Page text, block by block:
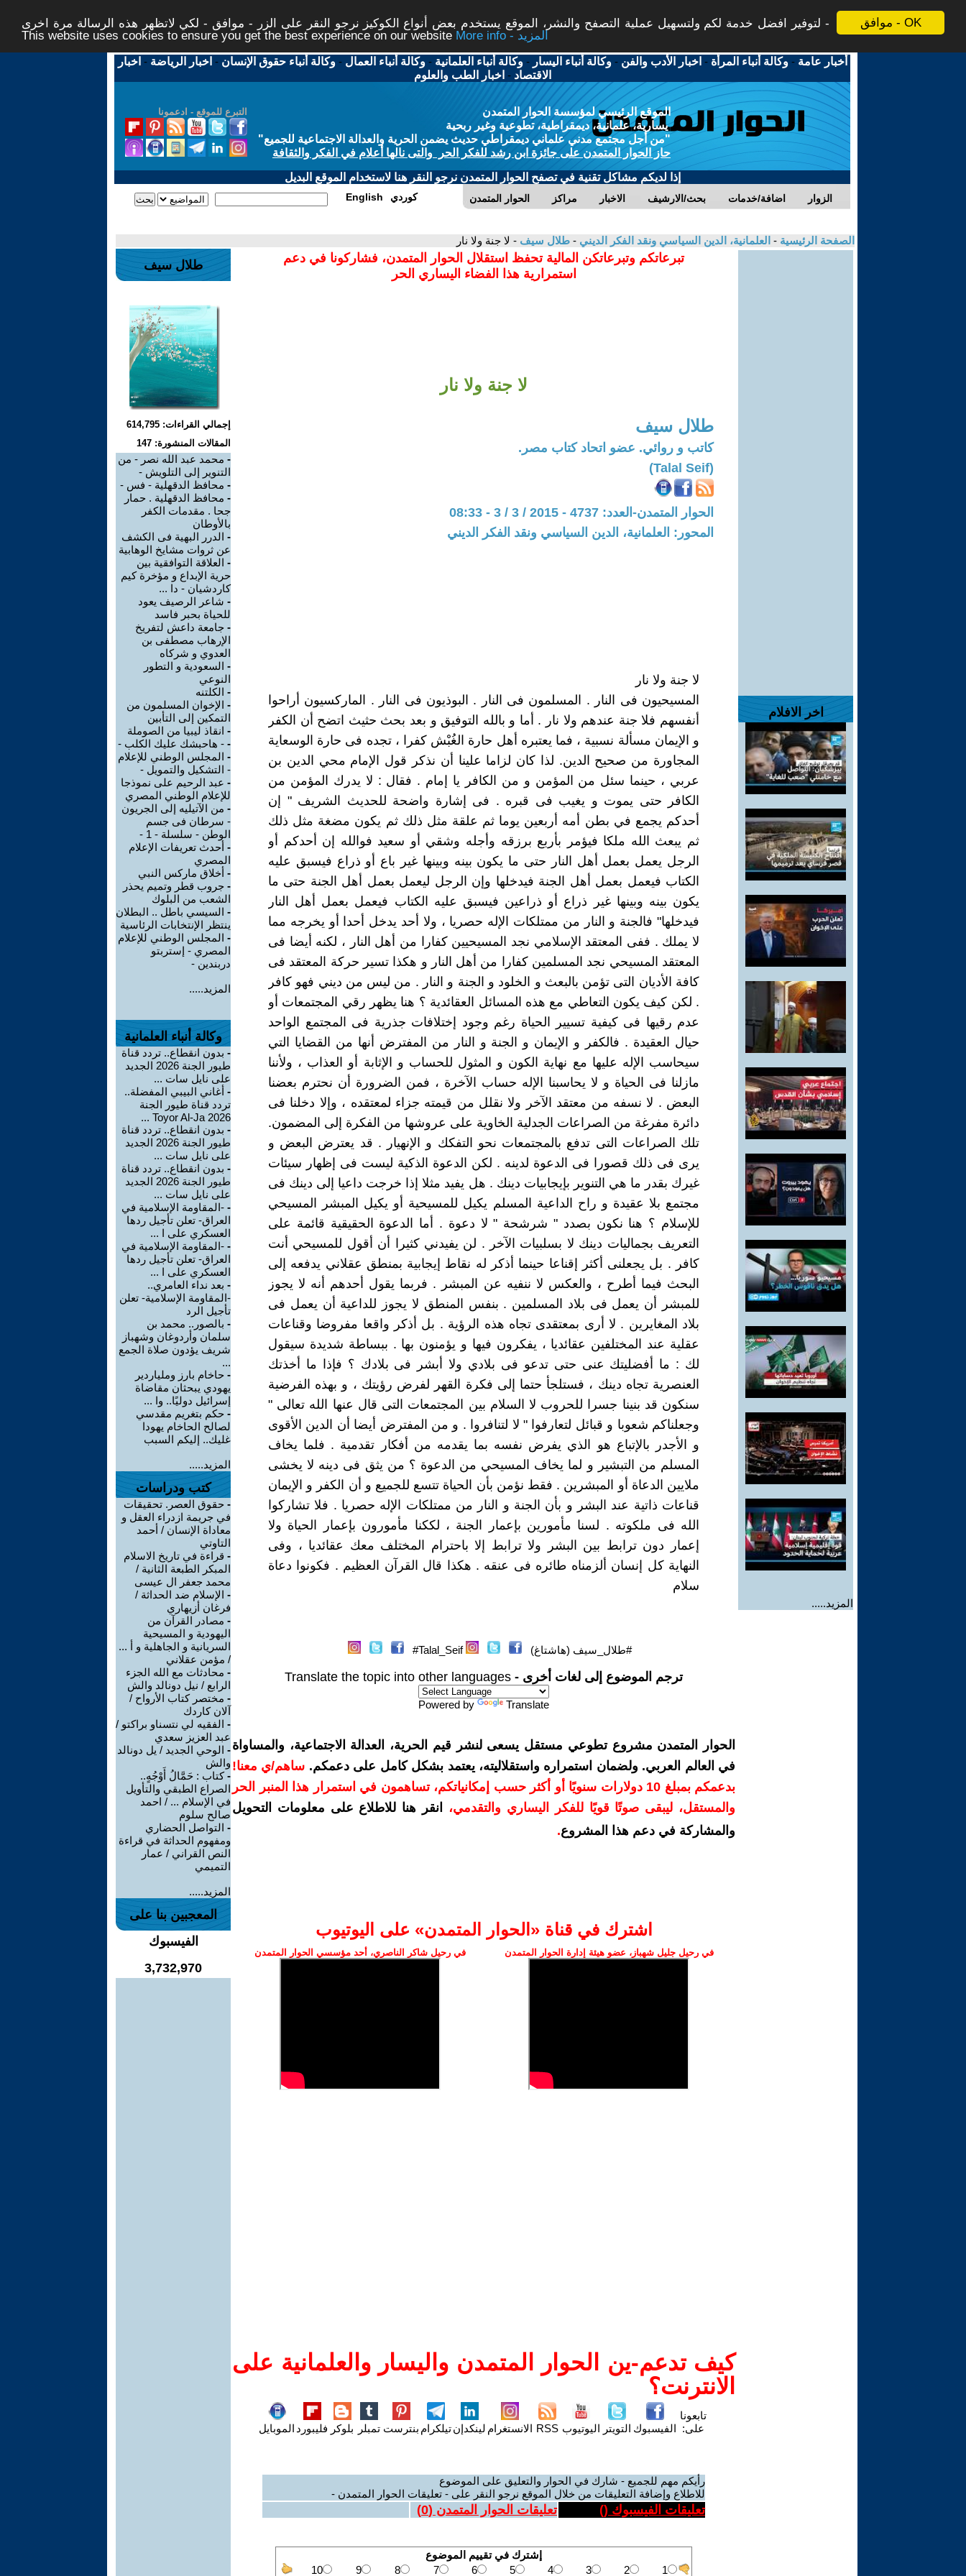
موافق - OK
لتوفير افضل خدمة لكم ولتسهيل عملية التصفح والنشر، الموقع يستخدم بعض أنواع الكوكيز نرجو النقر على الزر - موافق - لكي لاتظهر هذه الرسالة مرة اخرى -
This website uses cookies to ensure you get the best experience on our website
More info - المزيد
أخبار عامة -وكالة أنباء المرأة - اخبار الأدب والفن -وكالة أنباء اليسار -وكالة أنباء العلمانية -وكالة أنباء العمال -وكالة أنباء حقوق الإنسان - اخبار الرياضة - اخبار
الاقتصاد - اخبار الطب والعلوم
التبرع للموقع - ادعمونا
الموقع الرئيسي لمؤسسة الحوار المتمدن
يسارية، علمانية، ديمقراطية، تطوعية وغير ربحية
"من أجل مجتمع مدني علماني ديمقراطي حديث يضمن الحرية والعدالة الاجتماعية للجميع"
حاز الحوار المتمدن على جائزة ابن رشد للفكر الحر والتى نالها أعلام في الفكر والثقافة
إذا لديكم مشاكل تقنية في تصفح الحوار المتمدن نرجو النقر هنا لاستخدام الموقع البديل
الحوار المتمدن مراكز الاخبار بحث/الارشيف اضافة/خدمات الزوار English كوردي
الصفحة الرئيسية - العلمانية، الدين السياسي ونقد الفكر الديني - طلال سيف - لا جنة ولا نار
اخر الافلام
المزيد.....
تبرعاتكم وتبرعاتكن المالية تحفظ استقلال الحوار المتمدن، فشاركونا في دعم
استمرارية هذا الفضاء اليساري الحر
لا جنة ولا نار
طلال سيف
كاتب و روائي. عضو اتحاد كتاب مصر.
(Talal Seif)
الحوار المتمدن-العدد: 4737 - 2015 / 3 / 3 - 08:33
المحور: العلمانية، الدين السياسي ونقد الفكر الديني
لا جنة ولا نار
المسيحيون فى النار . المسلمون فى النار . البوذيون فى النار . الماركسيون أراحوا
أنفسهم فلا جنة عندهم ولا نار . أما و بالله التوفيق و بعد بحث حثيث اتضح أن الكفر
و الإيمان مسألة نسبية ، فما يعتبره أهل حارة الغُبْش كفرا ، تجده فى حارة الوسعاية
المجاورة من صحيح الدين. لذا كان لزاما علينا أن نذكر قول الإمام محي الدين بن
عربي ، حينما سئل من المؤمن و من الكافر يا إمام . فقال : لا يدرك المؤمن من
الكافر حتى يموت و يغيب فى قبره . فى إشارة واضحة للحديث الشريف " إن
أحدكم يجمع في بطن أمه أربعين يوما ثم علقة مثل ذلك ثم يكون مضغة مثل ذلك
ثم يبعث الله ملكا فيؤمر بأربع برزقه وأجله وشقي أو سعيد فوالله إن أحدكم أو
الرجل يعمل بعمل أهل النار حتى ما يكون بينه وبينها غير باع أو ذراع فيسبق عليه
الكتاب فيعمل بعمل أهل الجنة فيدخلها وإن الرجل ليعمل بعمل أهل الجنة حتى ما
يكون بينه وبينها غير ذراع أو ذراعين فيسبق عليه الكتاب فيعمل بعمل أهل النار
فيدخلها" فالجنة و النار من ممتلكات الإله حصريا ، ولا أحد يدخل أحدا أو يخرجه مما
لا يملك . ففى المعتقد الإسلامي نجد المسيحيين كفارا من أهل النار ، لكنه أيضا فى
المعتقد المسيحي نجد المسلمين كفارا من أهل النار و هكذا تسير حركة المعتقد فى
كافة الأديان التى تؤمن بالبعث و الخلود و الجنة و النار . من ليس من ديني فهو كافر
. لكن كيف يكون التعاطي مع هذه المسائل العقائدية ؟ هنا يظهر رقي المجتمعات أو
عدم رقيها فى كيفية تسيير الحياة رغم وجود إختلافات جذرية فى المجتمع الواحد
حيال العقيدة . فالكفر و الإيمان و الجنة و النار من المفترض أنها من القضايا التي
سيحاسب الإله عليها مع نهاية الكون و المثول للحساب و الإثابة أو العذاب ، ولأننا
مازلنا فى الحياة و لا يحاسبنا الإله حساب الآخرة ، فمن الضرورة أن نحترم بعضنا
البعض . لا نسفه من معتقد الآخر ولا نقلل من قيمته جزاء لمعتقده ، وإلا دخلنا فى
دائرة مفرغة من الصراعات الجدلية الخاوية على عروشها من الفكرة إلى المضمون.
تلك الصراعات التى تدفع بالمجتمعات نحو التفكك و الإنهيار . قد يعترض البعض و
يرى فى ذلك قصورا فى الدعوة لدينه . لكن الدعوة الذكية ليست فى إظهار سيئات
غيرك بقدر ما هي التنوير بإيجابيات دينك . هل يفيد مثلا إذا خرجت داعيا إلى دينك فى
مجتمع بلا عقيدة و راح الداعية المسلم يكيل للمسيحية أو يكيل المبشر المسيحي
للإسلام ؟ هنا نكون بصدد " شرشحة " لا دعوة . أما الدعوة الحقيقية قائمة على
التعريف بجماليات دينك لا بسلبيات الآخر . لن يفيدني كثيرا أن أقول للمسيحي أنت
كافر . بل يجعلنى أكثر إقناعا حينما أذكر له نقاط إيجابية بمنطق عقلاني يدفعه إلى
البحث فيما أطرح ، والعكس لا ننفيه عن المبشر . فربما يقول أحدهم أنه لا يجوز
للمبشر أن يعمل فى بلاد المسلمين . بنفس المنطق لا يجوز للداعية أن يعمل فى
بلاد المغايرين . لا أرى بمعتقدى تجاه هذه الرؤية . بل أذكر واقعا مفروضا وقناعات
عقلية عند المختلفين عقائديا ، يفكرون فيها و يؤمنون بها . ببساطة شديدة سيقول
لك : ما أفضليتك عنى حتى تدعو فى بلادي ولا أبشر فى بلادك ؟ فإذا ما أخذتك
العنصرية تجاه دينك ، فستلجأ حتما إلى فكرة القهر لفرض رؤيتك ، و بهذه الفرضية
سنكون قد بنينا جسرا للحروب لا السلام بين المجتمعات التى قال عنها الله تعالى "
وجعلناكم شعوبا و قبائل لتعارفوا " لا لتنافروا . و من المفترض أيضا أن الدين الأقوى
و الأجدر بالإتباع هو الذي يفرض نفسه بما يقدمه من أفكار تقدمية . فلما يخاف
المسلم من التبشير و لما يخاف المسيحي من الدعوة ؟ من يثق فى دينه لا يخشى
ملايين الدعاة أو المبشرين . فقط نؤمن بأن الحياة تتسع للجميع و أن الكفر و الإيمان
قناعات ذاتية عند البشر و بأن الجنة و النار من ممتلكات الإله حصريا . فلا تشاركوا
الله فى ملكوته . لسنا مأمورين بإعمار الجنة ، لككنا مأمورون بإعمار الحياة ولا
إعمار دون ترابط بين البشر ولا ترابط إلا باحترام المختلف معك عقائديا ، وفى
النهاية كل إنسان ألزمناه طائره فى عنقه . هكذا قال القرآن العظيم . فكونوا دعاة
سلام
#طلال_سيف (هاشتاغ) Talal_Seif#
ترجم الموضوع إلى لغات أخرى - Translate the topic into other languages
Powered by Translate
الحوار المتمدن مشروع تطوعي مستقل يسعى لنشر قيم الحرية، العدالة الاجتماعية، والمساواة
في العالم العربي. ولضمان استمراره واستقلاليته، يعتمد بشكل كامل على دعمكم. ساهم/ي معنا!
بدعمكم بمبلغ 10 دولارات سنويًا أو أكثر حسب إمكانياتكم، تساهمون في استمرار هذا المنبر الحر
والمستقل، ليبقى صوتًا قويًا للفكر اليساري والتقدمي،
انقر هنا للاطلاع على معلومات التحويل
والمشاركة في دعم هذا المشروع.
اشترك في قناة ‫«الحوار المتمدن» على اليوتيوب
في رحيل جليل شهباز، عضو هيئة إدارة الحوار المتمدن في رحيل شاكر الناصري، أحد مؤسسي الحوار المتمدن
كيف تدعم-ين الحوار المتمدن واليسار والعلمانية على
الانترنت؟
تابعونا
على: الفيسبوك التويتر اليوتيوب RSS الانستغرام لينكدإنتيلكرام بنترست تمبلر بلوكر فليبورد الموبايل
رأيكم مهم للجميع - شارك في الحوار والتعليق على الموضوع
للاطلاع وإضافة التعليقات من خلال الموقع نرجو النقر على - تعليقات الحوار المتمدن -
تعليقات الفيسبوك () تعليقات الحوار المتمدن (0
)
طلال سيف
إجمالي القراءات: 614,795
المقالات المنشورة: 147
- محمد عبد الله نصر - من
التنوير إلى التلويش -
- محافظ الدقهلية - فس -
- محافظ الدقهلية . حمار
جحا . مقدمات الكفر
بالأوطان
- الدرر البهية فى الكشف
عن ثروات مشايخ الوهابية
- العلاقة التوافقية بين
حرية الإبداع و مؤخرة كيم
كاردشيان - دا ...
- شاعر الرصيف يعود
للحياة بحبر فاسد
- جامعة داعش لتفريخ
الإرهاب مصطفى بن
العدوي و شركاه
- السعودية و التطور
النوعي
- الكلتنه
- الإخوان المسلمون من
التمكين إلى التأبين
- انقاذ ليبيا من الصوملة
- - هاحبشك عليك الكلب -
- المجلس الوطني للإعلام
- التشكيل والتمويل -
- عبد الرحيم على نموذجا
للإعلام الوطني المصري
- من الآتيليه إلى الجريون
- سرطان فى جسم
الوطن - سلسلة - 1 -
- أحدث تعريفات الإعلام
المصري
- أخلاق ماركس النبي
- جروب قطر وتميم يحذر
الشعب من البلوك
- السيسي باطل .. البطلان
ينتظر الإنتخابات الرئاسية
- المجلس الوطني للإعلام
المصري - إستربتو
دربندين -
المزيد.....
وكالة أنباء العلمانية
- بدون انقطاع.. تردد قناة
طيور الجنة 2026 الجديد
على نايل سات ...
- أغاني البيبي المفضلة..
تردد قناة طيور الجنة
2026 Toyor Al-Ja ...
- بدون انقطاع.. تردد قناة
طيور الجنة 2026 الجديد
على نايل سات ...
- بدون انقطاع.. تردد قناة
طيور الجنة 2026 الجديد
على نايل سات ...
- -المقاومة الإسلامية في
العراق- تعلن تأجيل ردها
العسكري على ا ...
- -المقاومة الإسلامية في
العراق- تعلن تأجيل ردها
العسكري على ا ...
- بعد نداء العامري..
-المقاومة الإسلامية- تعلن
تأجيل الرد
- بالصور.. محمد بن
سلمان وأردوغان وشهباز
شريف يؤدون صلاة الجمع
...
- حاخام بارز وملياردير
يهودي يبحثان مقاضاة
إسرائيل دوليًا.. وا ...
- حكم بتغريم مقدسي
لصالح الحاخام يهودا
غليك.. إليكم السبب
المزيد.....
كتب ودراسات
- حقوق العصر. تحقيقات
في جريمة ازدراء العقل و
معاداة الإنسان / أحمد
التاوتي
- قراءة في تاريخ الاسلام
المبكر الطبعة الثانية /
محمد جعفر ال عيسى
- الإسلام ضد الحداثة /
فرغان أزيهاري
- مصادر القرآن من
اليهودية و المسيحية
السريانية و الجاهلية و أ ...
/ مؤمن عقلاني
- محادثات مع الله الجزء
الرابع / نيل دونالد والش
- مختصر كتاب الأرواح /
آلان كاردك
- الفقيه لي نتسناو براكتو /
عبد العزيز سعدي
- الوحي الجديد / يل دونالد
والش
-كتاب : حَمَّالُ أَوْجُهٍ..
الصراع الطبقي والتأويل
في الإسلام ... / احمد
صالح سلوم
- التواصل الحضاري
ومفهوم الحداثة في قراءة
النص القراني / عمار
التميمي
المزيد.....
المعجبين بنا على
الفيسبوك
3,732,970